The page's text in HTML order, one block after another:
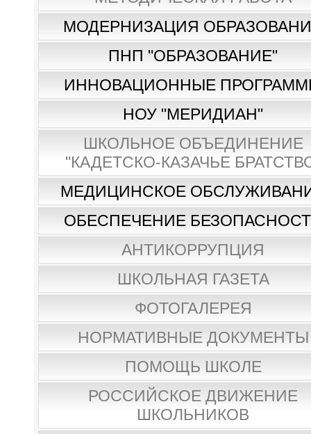
МОДЕРНИЗАЦИЯ
ПНП "ОБРАЗОВАНИЕ"
ИННОВАЦИОННЫЕ
НОУ "МЕРИДИАН"
ШКОЛЬНОЕ ОБЪЕДИНЕНИЕ
"КАДЕТСКО-КАЗАЧЬЕ
МЕДИЦИНСКОЕ
ОБЕСПЕЧЕНИЕ
АНТИКОРРУПЦИЯ
ШКОЛЬНАЯ ГАЗЕТА
ФОТОГАЛЕРЕЯ
НОРМАТИВНЫЕ ДОКУМЕНТЫ
ПОМОЩЬ ШКОЛЕ
РОССИЙСКОЕ ДВИЖЕНИЕ
ШКОЛЬНИКОВ